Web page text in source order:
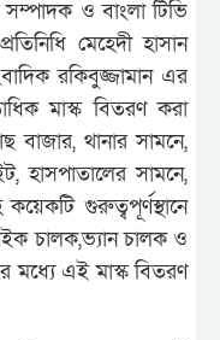
সম্পাদক ও বাংলা টিভি
মেহেদী হাসান
রকিবুজ্জামান এর
মাস্ক বিতরণ করা
বাজার, থানার সামনে,
হাসপাতালের সামনে,
গুরুত্বপূর্ণস্থানে
চালক,ভ্যান চালক ও
মধ্যে এই মাস্ক বিতরণ